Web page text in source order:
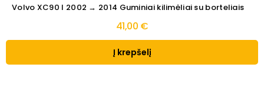
Volvo XC90 I 2002 → 2014 Guminiai kilimėliai su borteliais
41,00 €
Į krepšelį